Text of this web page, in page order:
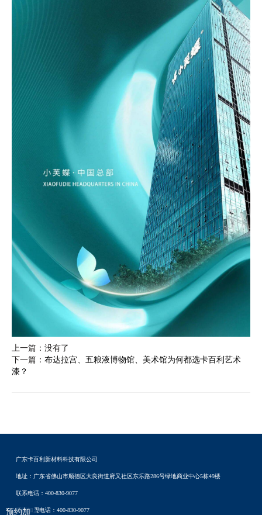
上一篇：没有了
下一篇： 布达拉宫、五粮液博物馆、美术馆为何都选卡百利艺术
漆？
预约加
广东卡百利新材料科技有限公司
地址：广东省佛山市顺德区大良街道府又社区东乐路286号绿地商业中心5栋49楼
联系电话：400-830-9077
招商加盟电话：400-830-9077